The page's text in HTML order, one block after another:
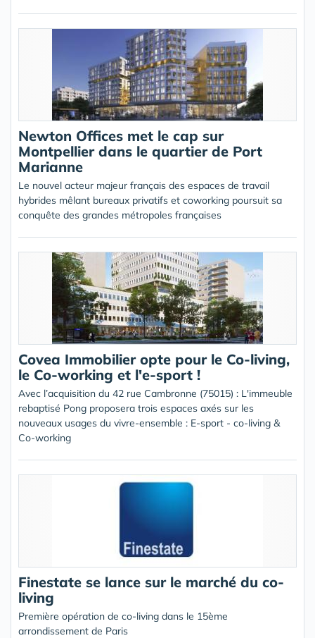
Newton Offices met le cap sur
Montpellier dans le quartier de Port
Marianne
Le nouvel acteur majeur français des espaces de travail
hybrides mêlant bureaux privatifs et coworking poursuit sa
conquête des grandes métropoles françaises
Covea Immobilier opte pour le Co-living,
le Co-working et l'e-sport !
Avec l’acquisition du 42 rue Cambronne (75015) : L'immeuble
rebaptisé Pong proposera trois espaces axés sur les
nouveaux usages du vivre-ensemble : E-sport - co-living &
Co-working
Finestate se lance sur le marché du co-
living
Première opération de co-living dans le 15ème
arrondissement de Paris